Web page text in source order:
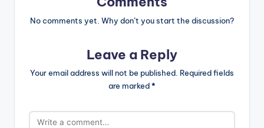
No comments yet. Why don’t you start the discussion?
Leave a Reply
Your email address will not be published. Required fields
are marked*